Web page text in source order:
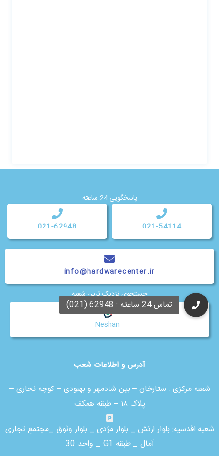
آدرس و اطلاعات شعب
شعبه مرکزی : ستارخان – بین شادمهر و بهبودی – کوچه نجاری –
پلاک ۱۸ – طبقه همکف
شعبه اقدسیه:بلوار ارتش _ بلوار مژدی _ بلوار وثوق _مجتمع تجاری
آمال _ طبقه G1 _ واحد 30
پاسخگویی 24 ساعته
021-54114
021-62948
info@hardwarecenter.ir
جستجوی نزدیک ترین شعبه
Neshan